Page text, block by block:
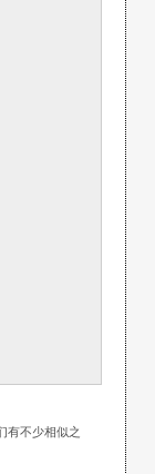
有不少相似之